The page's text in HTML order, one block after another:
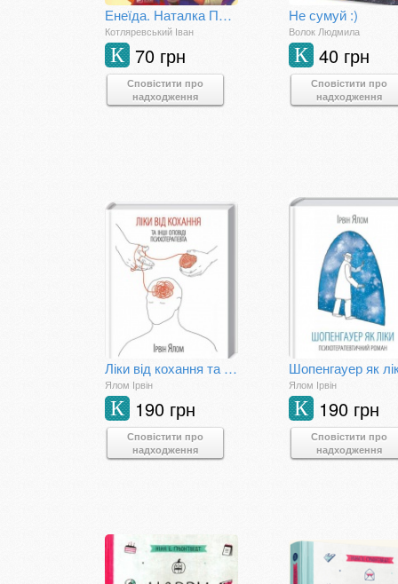
Енеїда. Наталка Полтавка
Котляревський Іван
70 грн
К
Сповістити про
надходження
Не сумуй :)
Волок Людмила
40 грн
К
Сповістити про
надходження
Ліки від кохання та інші оповіді психотерапевта
Ялом Ірвін
190 грн
К
Сповістити про
надходження
Шопенгауер як
Ялом Ірвін
190 грн
К
Сповістити про
надходження